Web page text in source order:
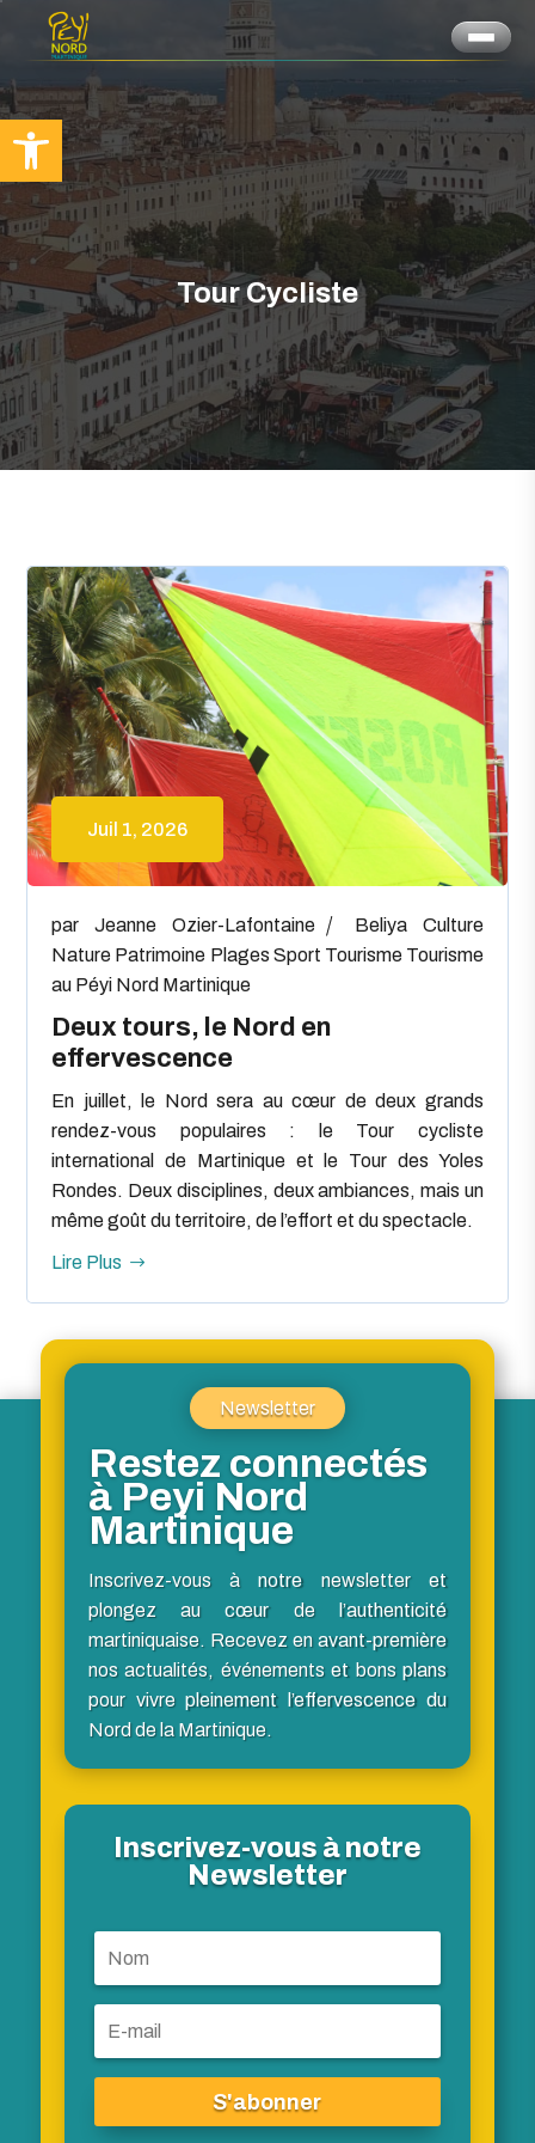
Ouvrir la barre d’outils
Tour Cycliste
Juil 1, 2026
Deux tours, le Nord en
effervescence
parJeanne Ozier-Lafontaine Beliya
Culture
Nature Patrimoine Plages Sport Tourisme Tourisme
au Péyi Nord Martinique
En juillet, le Nord sera au cœur de deux grands
rendez-vous populaires : le Tour cycliste
international de Martinique et le Tour des Yoles
Rondes. Deux disciplines, deux ambiances, mais un
même goût du territoire, de l’effort et du spectacle.
Lire Plus
Newsletter
Restez connectés
à Peyi Nord
Martinique
Inscrivez-vous à notre newsletter et
plongez au cœur de l’authenticité
martiniquaise. Recevez en avant-première
nos actualités, événements et bons plans
pour vivre pleinement l’effervescence du
Nord de la Martinique.
Inscrivez-vous à notre
Newsletter
S'abonner